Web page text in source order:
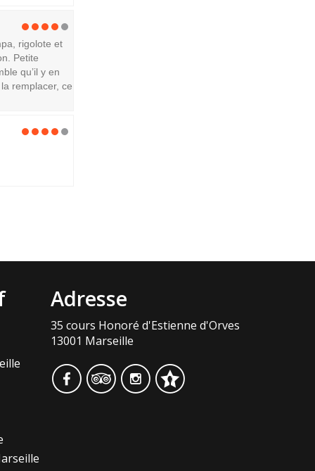
rigolote et
Petite
qu’il y en
remplacer, ce
Adresse
35 cours Honoré d'Estienne d'Orves
13001 Marseille